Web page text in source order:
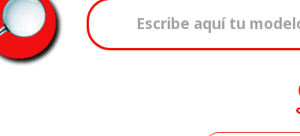
tu